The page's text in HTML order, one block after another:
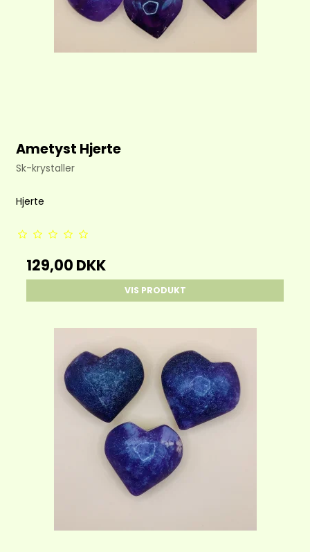
Ametyst Hjerte
Sk-krystaller
Hjerte
129,00 DKK
VIS PRODUKT